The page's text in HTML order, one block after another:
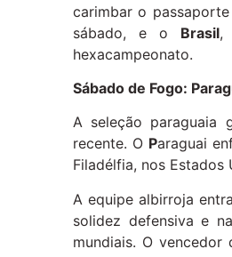
carimbar o
sábado, e o Brasil,
hexacampeonato.
Sábado de Fogo:
A seleção paraguaia
recente. O Paraguai
Filadélfia, nos
A equipe albirroja
solidez defensiva e
mundiais. O